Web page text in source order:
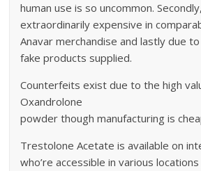
human use is so uncommon.
extraordinarily expensive in
Anavar merchandise and lastly due
fake products supplied.
Counterfeits exist due to the high
Oxandrolone
powder though manufacturing is
Trestolone Acetate is available on
who’re accessible in various